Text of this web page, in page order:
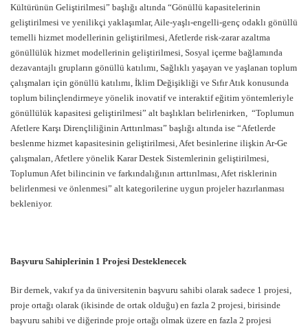
Kültürünün Geliştirilmesi” başlığı altında “Gönüllü kapasitelerinin
geliştirilmesi ve yenilikçi yaklaşımlar, Aile-yaşlı-engelli-genç odaklı gönüllü
temelli hizmet modellerinin geliştirilmesi, Afetlerde risk-zarar azaltma
gönüllülük hizmet modellerinin geliştirilmesi, Sosyal içerme bağlamında
dezavantajlı grupların gönüllü katılımı, Sağlıklı yaşayan ve yaşlanan toplum
çalışmaları için gönüllü katılımı, İklim Değişikliği ve Sıfır Atık konusunda
toplum bilinçlendirmeye yönelik inovatif ve interaktif eğitim yöntemleriyle
gönüllülük kapasitesi geliştirilmesi” alt başlıkları belirlenirken, “Toplumun
Afetlere Karşı Dirençliliğinin Arttırılması” başlığı altında ise “Afetlerde
beslenme hizmet kapasitesinin geliştirilmesi, Afet besinlerine ilişkin Ar-Ge
çalışmaları, Afetlere yönelik Karar Destek Sistemlerinin geliştirilmesi,
Toplumun Afet bilincinin ve farkındalığının arttırılması, Afet risklerinin
belirlenmesi ve önlenmesi” alt kategorilerine uygun projeler hazırlanması
bekleniyor.
Başvuru Sahiplerinin 1 Projesi Desteklenecek
Bir dernek, vakıf ya da üniversitenin başvuru sahibi olarak sadece 1 projesi,
proje ortağı olarak (ikisinde de ortak olduğu) en fazla 2 projesi, birisinde
başvuru sahibi ve diğerinde proje ortağı olmak üzere en fazla 2 projesi